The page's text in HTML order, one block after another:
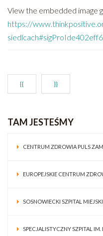
View the embedded image
https://
{{ }}
TAM JESTEŚMY
CENTRUM ZDROWIA PULS
EUROPEJSKIE CENTRUM
SOSNOWIECKI SZPITAL MIEJSKI
SPECJALISTYCZNY SZPITAL